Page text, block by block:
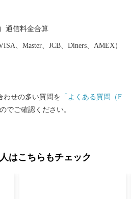
たとされる「天孫降臨神話」が残
祭神としている霧島神宮を中心にた
り、そのパワーを求めて全国から多
いまち「霧島市」。多くの偉人が
んも日ごろの疲れを癒してみません
「薩摩錫器」や「薩摩切子」など
通信料金合算
、Master、JCB、Diners、AMEX）
わせの多い質問を 「よくある質問（F
でご確認ください。
はこちらもチェック